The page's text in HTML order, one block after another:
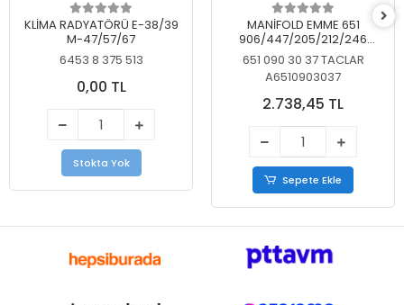
KLİMA RADYATÖRÜ E-38/39
M-47/57/67
6453 8 375 513
0,00 TL
Stokta Yok
MANİFOLD EMME 651
906/447/205/212/246
KELEBEKSİZ
651 090 30 37 TACLAR
A6510903037
2.738,45 TL
Sepete Ekle